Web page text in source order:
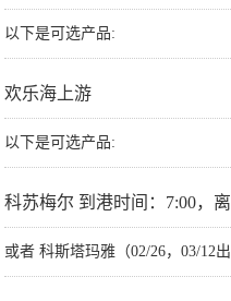
以下是可选产品:
欢乐海上游
以下是可选产品:
科苏梅尔 到港时间：7:00，
或者 科斯塔玛雅（02/26，03/12